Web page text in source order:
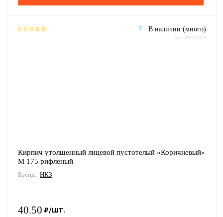
Кирпич утолщенный лицевой пустотелый «Коричневый»
М 175 рифленый
Бренд: НКЗ
В наличии (много)
Арт: 001-02070
40.50